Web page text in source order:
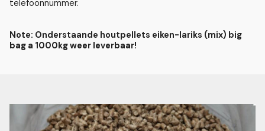
telefoonnummer.
Note: Onderstaande houtpellets eiken-lariks (mix) big
bag a 1000kg weer leverbaar!